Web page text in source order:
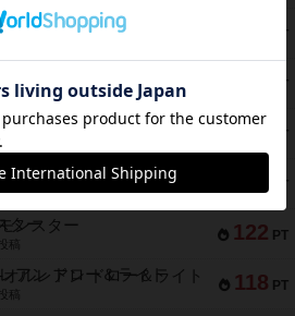
PT
PT
稿
152 PT
稿
PT
稿
122 PT
ンスター
稿
118 PT
ルレアン ドロー＆ライト
稿